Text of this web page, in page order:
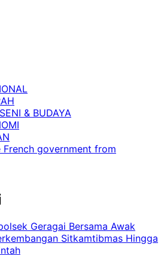
SENI & BUDAYA
government from
Geragai Bersama Awak
Sitkamtibmas Hingga